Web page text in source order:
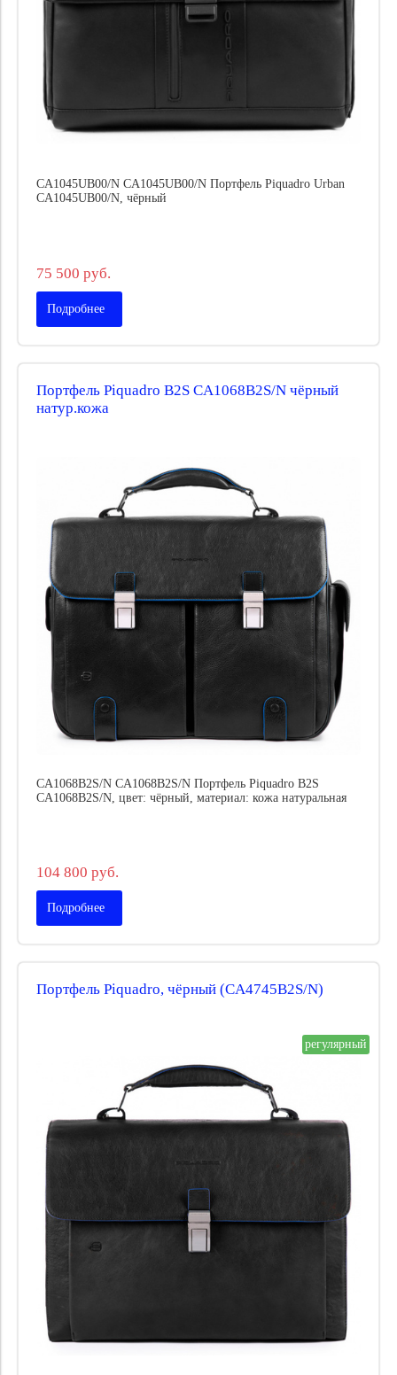
CA1045UB00/N CA1045UB00/N Портфель Piquadro Urban
CA1045UB00/N, чёрный
75 500 руб.
Подробнее
Портфель Piquadro B2S CA1068B2S/N чёрный
натур.кожа
CA1068B2S/N CA1068B2S/N Портфель Piquadro B2S
CA1068B2S/N, цвет: чёрный, материал: кожа натуральная
104 800 руб.
Подробнее
Портфель Piquadro, чёрный (CA4745B2S/N)
регулярный